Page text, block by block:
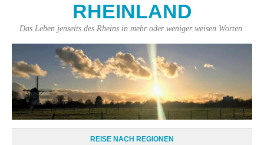
RHEINLAND
Das Leben jenseits des Rheins in mehr oder weniger weisen Worten.
REISE NACH REGIONEN